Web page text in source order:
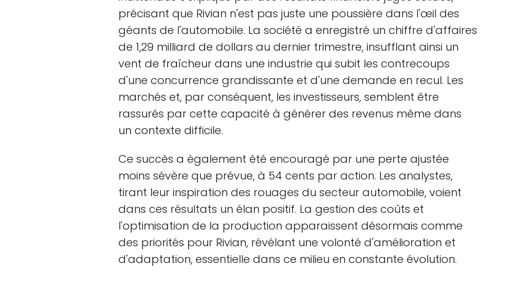
précisant que Rivian n'est pas juste une poussière dans l'œil des
géants de l'automobile. La société a enregistré un chiffre d'affaires
de 1,29 milliard de dollars au dernier trimestre, insufflant ainsi un
vent de fraîcheur dans une industrie qui subit les contrecoups
d'une concurrence grandissante et d'une demande en recul. Les
marchés et, par conséquent, les investisseurs, semblent être
rassurés par cette capacité à générer des revenus même dans
un contexte difficile.
Ce succès a également été encouragé par une perte ajustée
moins sévère que prévue, à 54 cents par action. Les analystes,
tirant leur inspiration des rouages du secteur automobile, voient
dans ces résultats un élan positif. La gestion des coûts et
l'optimisation de la production apparaissent désormais comme
des priorités pour Rivian, révélant une volonté d'amélioration et
d'adaptation, essentielle dans ce milieu en constante évolution.